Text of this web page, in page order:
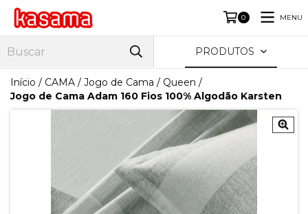
0 MENU
PRODUTOS
Início / CAMA / Jogo de Cama / Queen /
Jogo de Cama Adam 160 Fios 100% Algodão Karsten